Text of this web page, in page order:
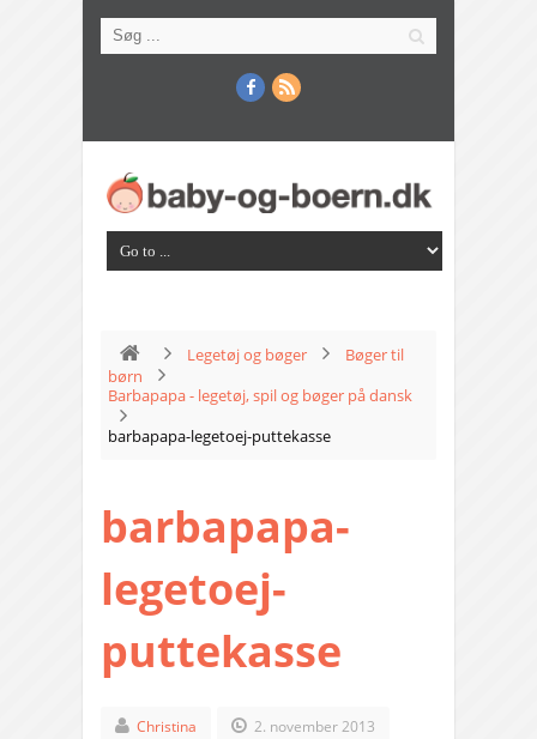
Legetøj og bøger
Bøger til
børn
Barbapapa - legetøj, spil og bøger på dansk
barbapapa-legetoej-puttekasse
barbapapa-
legetoej-
puttekasse
Christina 2. november 2013